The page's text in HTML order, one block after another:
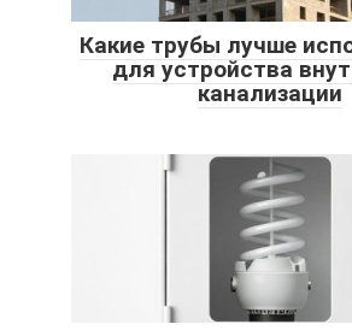
Какие трубы лучше
для устройства
канализации